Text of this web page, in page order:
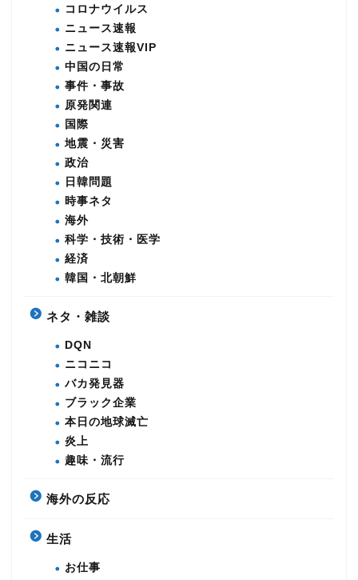
コロナウイルス
ニュース速報
ニュース速報VIP
中国の日常
事件・事故
原発関連
国際
地震・災害
政治
日韓問題
時事ネタ
海外
科学・技術・医学
経済
韓国・北朝鮮
ネタ・雑談
DQN
ニコニコ
バカ発見器
ブラック企業
本日の地球滅亡
炎上
趣味・流行
海外の反応
生活
お仕事